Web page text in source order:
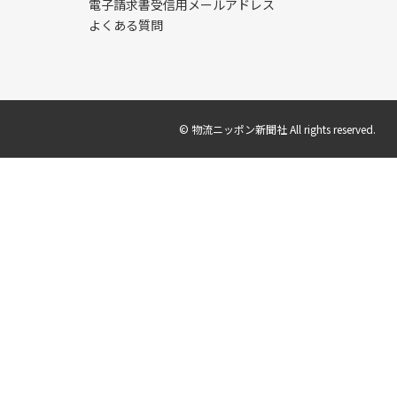
電子請求書受信用メールアドレス
よくある質問
© 物流ニッポン新聞社 All rights reserved.